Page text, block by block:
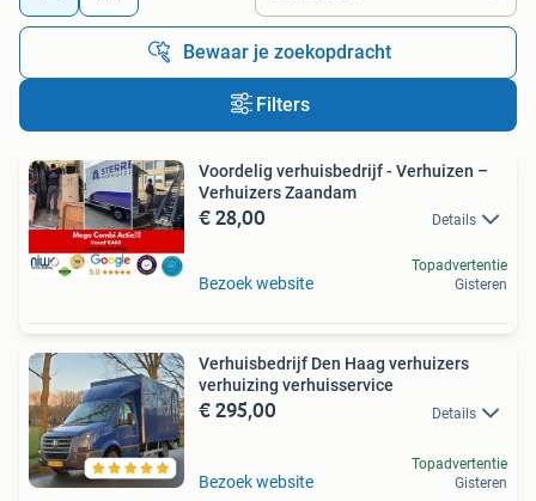
Bewaar je zoekopdracht
Filters
Voordelig verhuisbedrijf - Verhuizen –
Verhuizers Zaandam
€ 28,00 Details
Bezoek website
Topadvertentie
Gisteren
Verhuisbedrijf Den Haag verhuizers
verhuizing verhuisservice
€ 295,00 Details
Bezoek website
Topadvertentie
Gisteren